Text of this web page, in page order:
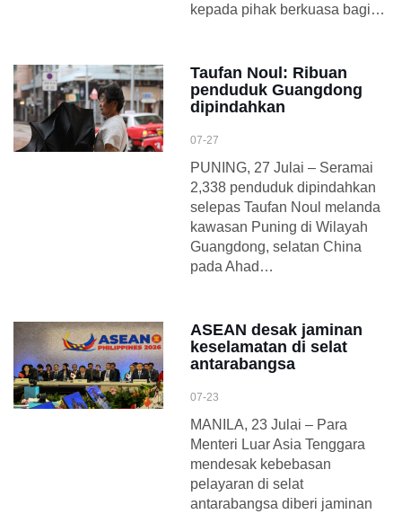
kepada pihak berkuasa bagi…
Taufan Noul: Ribuan
penduduk Guangdong
dipindahkan
07-27
PUNING, 27 Julai – Seramai
2,338 penduduk dipindahkan
selepas Taufan Noul melanda
kawasan Puning di Wilayah
Guangdong, selatan China
pada Ahad…
ASEAN desak jaminan
keselamatan di selat
antarabangsa
07-23
MANILA, 23 Julai – Para
Menteri Luar Asia Tenggara
mendesak kebebasan
pelayaran di selat
antarabangsa diberi jaminan